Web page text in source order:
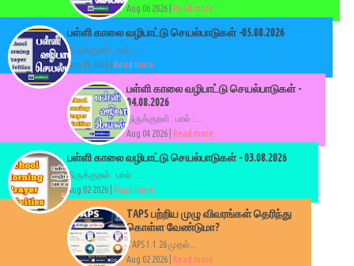
Aug 06 2026 | Read more
பள்ளி காலை வழிபாட்டு செயல்பாடுகள் -05.08.2026
திருக்குறள்: பால் :...
Aug 05 2026 | Read more
பள்ளி காலை வழிபாட்டு செயல்பாடுகள் -
04.08.2026
திருக்குறள்: பால் :...
Aug 04 2026 |
Read more
பள்ளி காலை வழிபாட்டு செயல்பாடுகள் - 03.08.2026
திருக்குறள்: பால் :...
Aug 02 2026 | Read more
TAPS பற்றிய முழு விவரங்கள் தெரிந்து
கொள்ள வேண்டுமா?
TAPS 1.1.26 முதல்...
Aug 02 2026 |
Read more